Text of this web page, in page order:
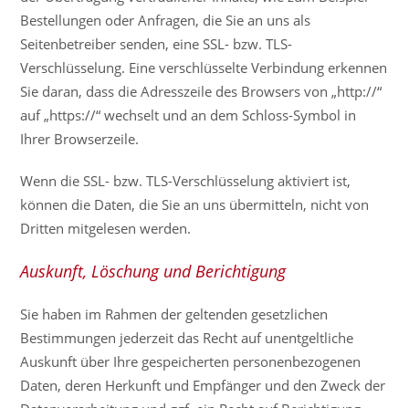
Bestellungen oder Anfragen, die Sie an uns als
Seitenbetreiber senden, eine SSL- bzw. TLS-
Verschlüsselung. Eine verschlüsselte Verbindung erkennen
Sie daran, dass die Adresszeile des Browsers von „http://“
auf „https://“ wechselt und an dem Schloss-Symbol in
Ihrer Browserzeile.
Wenn die SSL- bzw. TLS-Verschlüsselung aktiviert ist,
können die Daten, die Sie an uns übermitteln, nicht von
Dritten mitgelesen werden.
Auskunft, Löschung und Berichtigung
Sie haben im Rahmen der geltenden gesetzlichen
Bestimmungen jederzeit das Recht auf unentgeltliche
Auskunft über Ihre gespeicherten personenbezogenen
Daten, deren Herkunft und Empfänger und den Zweck der